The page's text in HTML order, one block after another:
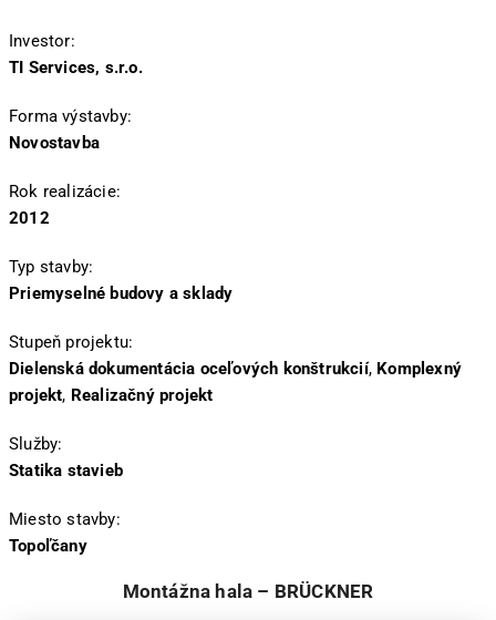
Investor:
TI Services, s.r.o.
Forma výstavby:
Novostavba
Rok realizácie:
2012
Typ stavby:
Priemyselné budovy a sklady
Stupeň projektu:
Dielenská dokumentácia oceľových konštrukcií, Komplexný
projekt, Realizačný projekt
Služby:
Statika stavieb
Miesto stavby:
Topoľčany
Montážna hala – BRÜCKNER